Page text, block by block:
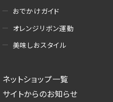
おでかけガイド
オレンジリボン運動
美味しおスタイル
ネットショップ一覧
サイトからのお知らせ